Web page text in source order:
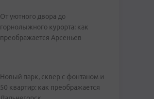
От уютного двора до
горнолыжного курорта: как
преображается Арсеньев
Новый парк, сквер с фонтаном и
50 квартир: как преображается